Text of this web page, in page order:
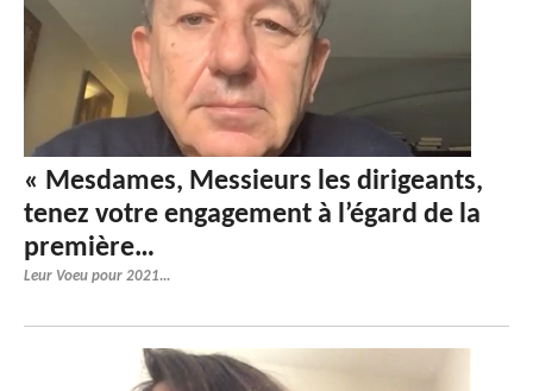
« Mesdames, Messieurs les dirigeants,
tenez votre engagement à l’égard de la
première…
Leur Voeu pour 2021...